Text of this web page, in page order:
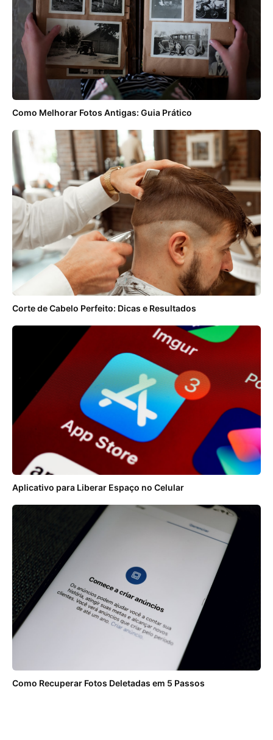
Como Melhorar Fotos Antigas: Guia Prático
Corte de Cabelo Perfeito: Dicas e Resultados
Aplicativo para Liberar Espaço no Celular
Como Recuperar Fotos Deletadas em 5 Passos